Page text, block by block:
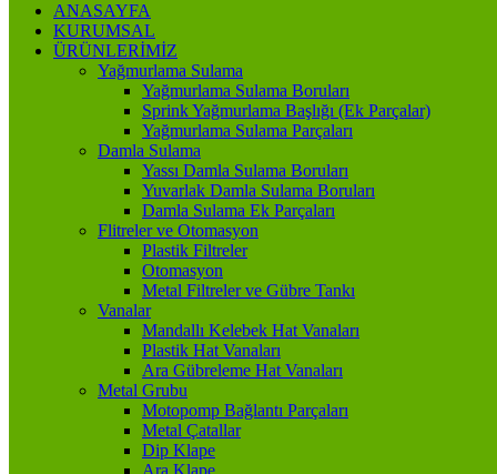
ANASAYFA
KURUMSAL
ÜRÜNLERİMİZ
Yağmurlama Sulama
Yağmurlama Sulama Boruları
Sprink Yağmurlama Başlığı (Ek Parçalar)
Yağmurlama Sulama Parçaları
Damla Sulama
Yassı Damla Sulama Boruları
Yuvarlak Damla Sulama Boruları
Damla Sulama Ek Parçaları
Flitreler ve Otomasyon
Plastik Filtreler
Otomasyon
Metal Filtreler ve Gübre Tankı
Vanalar
Mandallı Kelebek Hat Vanaları
Plastik Hat Vanaları
Ara Gübreleme Hat Vanaları
Metal Grubu
Motopomp Bağlantı Parçaları
Metal Çatallar
Dip Klape